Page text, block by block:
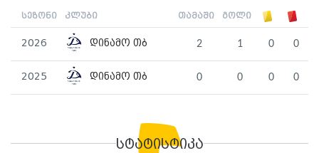
სეზონი კლუბი თამაში გოლი
2026 დინამო თბ 2 1 0 0
2025 დინამო თბ 0 0 0 0
სტატისტიკა